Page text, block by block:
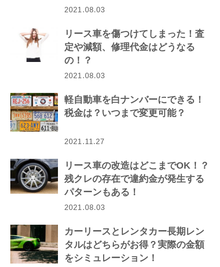
2021.08.03
リース車を傷つけてしまった！査
定や減額、修理代金はどうなる
の！？
2021.08.03
軽自動車を白ナンバーにできる！
税金は？いつまで変更可能？
2021.11.27
リース車の改造はどこまでOK！？
残クレの存在で違約金が発生する
パターンもある！
2021.08.03
カーリースとレンタカー長期レン
タルはどちらがお得？実際の金額
をシミュレーション！